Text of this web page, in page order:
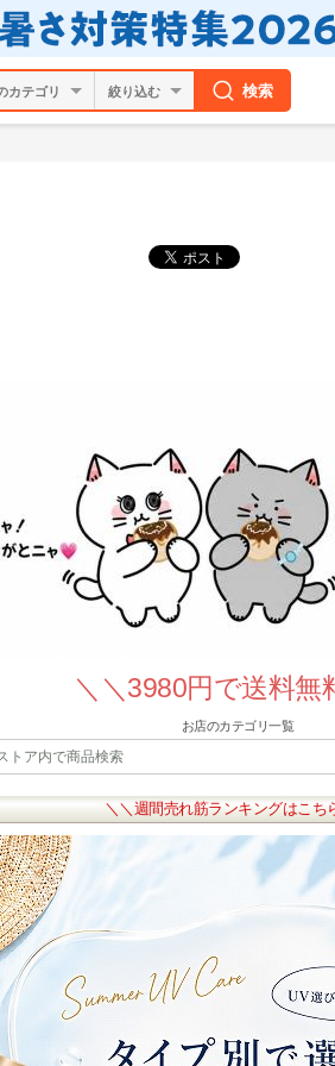
絞り込む 検索
＼＼3980円で送料無
お店のカテゴリ一覧
＼＼週間売れ筋ランキングはこち